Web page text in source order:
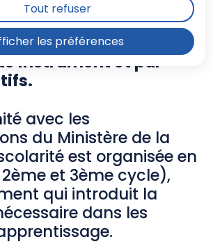
les préférences
Tout refuser
organise un
en cycles définis
instrument et par
avec les
du Ministère de la
est organisée en
et 3ème cycle),
qui introduit la
dans les